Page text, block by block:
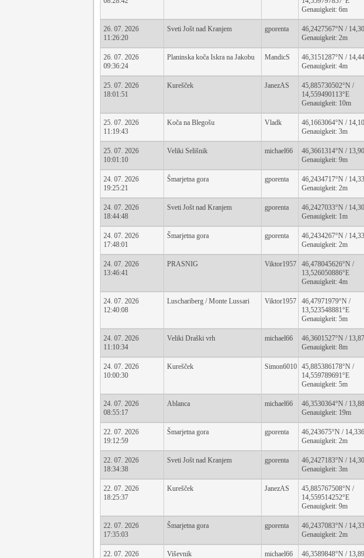
Genauigkeit: 6m
26. 07. 2026
11:26:20
Sveti Jošt nad Kranjem gporenta
46,2427567°N /
Genauigkeit: 2m
26. 07. 2026
09:36:24
Planinska koča Iskra na Jakobu MandicS
46,3151287°N /
Genauigkeit: 4m
25. 07. 2026
18:01:51
Kurešček JanezAS
45,885730502°N /
14,559490113°E
Genauigkeit: 10m
25. 07. 2026
11:19:43
Koča na Blegošu Vladk
46,1663064°N /
Genauigkeit: 3m
25. 07. 2026
10:01:10
Veliki Selišnik michael66
46,3661314°N /
Genauigkeit: 9m
24. 07. 2026
19:25:21
Šmarjetna gora gporenta
46,2434717°N /
Genauigkeit: 2m
24. 07. 2026
18:44:48
Sveti Jošt nad Kranjem gporenta
46,2427033°N /
Genauigkeit: 1m
24. 07. 2026
17:48:01
Šmarjetna gora gporenta
46,2434267°N /
Genauigkeit: 2m
24. 07. 2026
13:46:41
PRASNIG Viktor1957
46,478045626°N /
13,526050886°E
Genauigkeit: 4m
24. 07. 2026
12:40:08
Luschariberg / Monte Lussari Viktor1957
46,47971979°N /
13,523548881°E
Genauigkeit: 5m
24. 07. 2026
11:10:34
Veliki Draški vrh michael66
46,3601527°N /
Genauigkeit: 8m
24. 07. 2026
10:00:30
Kurešček Simon6010 45,885386178°N /
14,559789691°E
Genauigkeit: 5m
24. 07. 2026
08:55:17
Ablanca michael66
46,3530364°N /
Genauigkeit: 19m
22. 07. 2026
19:12:59
Šmarjetna gora gporenta
46,243675°N /
Genauigkeit: 2m
22. 07. 2026
18:34:38
Sveti Jošt nad Kranjem gporenta
46,2427183°N /
Genauigkeit: 3m
22. 07. 2026
18:25:37
Kurešček JanezAS
45,885767508°N /
14,559514252°E
Genauigkeit: 9m
22. 07. 2026
17:35:03
Šmarjetna gora gporenta
46,2437083°N /
Genauigkeit: 2m
22. 07. 2026 Viševnik michael66 46,3589848°N /